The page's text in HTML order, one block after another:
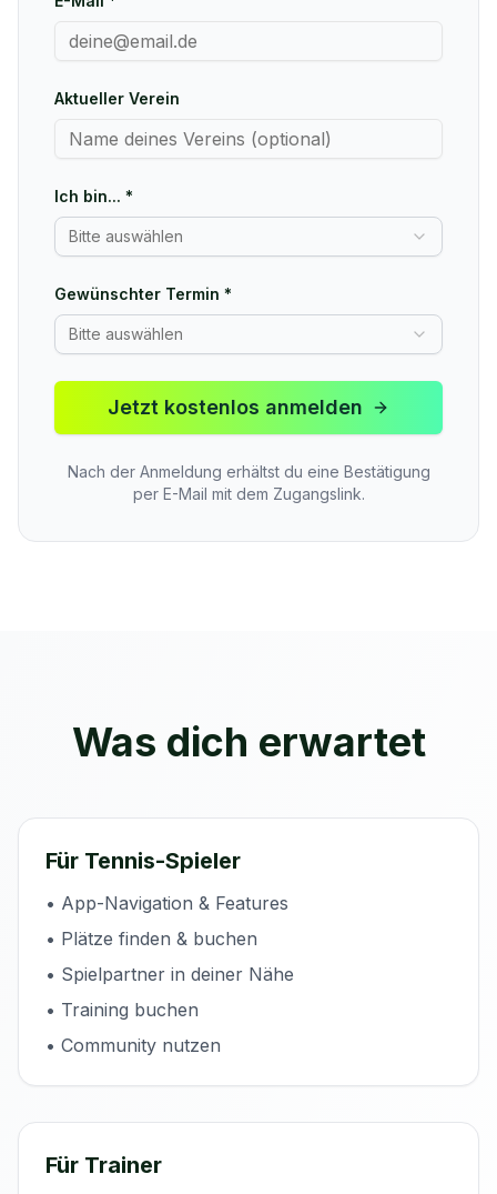
Aktueller Verein
Ich bin... *
Bitte auswählen
Gewünschter Termin *
Bitte auswählen
Jetzt kostenlos anmelden
Nach der Anmeldung erhältst du eine Bestätigung
per E-Mail mit dem Zugangslink.
Was dich erwartet
Für Tennis-Spieler
• App-Navigation & Features
• Plätze finden & buchen
• Spielpartner in deiner Nähe
• Training buchen
• Community nutzen
Für Trainer